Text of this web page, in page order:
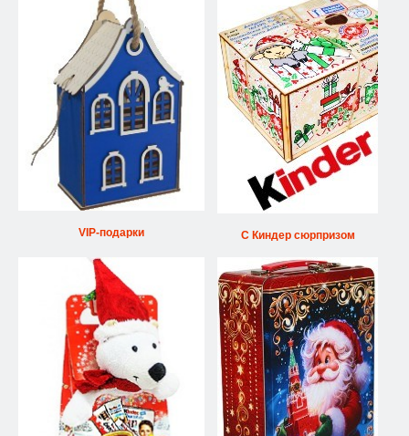
VIP-подарки С Киндер сюрпризом